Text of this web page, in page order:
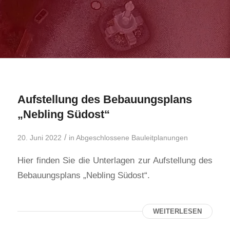
Aufstellung des Bebauungsplans
„Nebling Südost“
20. Juni 2022 / in Abgeschlossene Bauleitplanungen
Hier finden Sie die Unterlagen zur Aufstellung des
Bebauungsplans „Nebling Südost“.
WEITERLESEN